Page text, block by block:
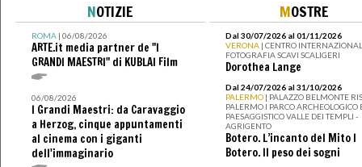
NOTIZIE
ROMA| 06/08/2026
ARTE.it media partner de "I
GRANDI MAESTRI" di KUBLAI Film
06/08/2026
I Grandi Maestri: da Caravaggio
a Herzog, cinque appuntamenti
al cinema con i giganti
dell'immaginario
MOSTRE
Dal 30/07/2026 al 01/11/2026
VERONA | CENTRO
FOTOGRAFIA SCAVI SCALIGERI
Dorothea Lange
Dal 24/07/2026 al 31/10/2026
PALERMO | PALAZZO BELMONTE
PALERMO I PARCO ARCHEOLOGICO
PAESAGGISTICO VALLE DEI TEMPLI -
AGRIGENTO
Botero. L’incanto del Mito I
Botero. Il peso dei sogni